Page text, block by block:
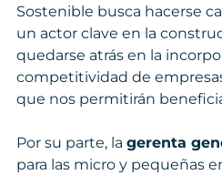
Sostenible busca hacerse
un actor clave en la
quedarse atrás en la
competitividad de
que nos permitirán
Por su parte, la gerenta
para las micro y pequeñas